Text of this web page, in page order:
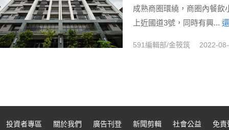
成熟商圈環繞，商圈內餐飲
上近國道3號，同時有興...
591編輯部/金筱筑 2022-
投資者專區 關於我們 廣告刊登 新聞剪輯 社會公益 免責